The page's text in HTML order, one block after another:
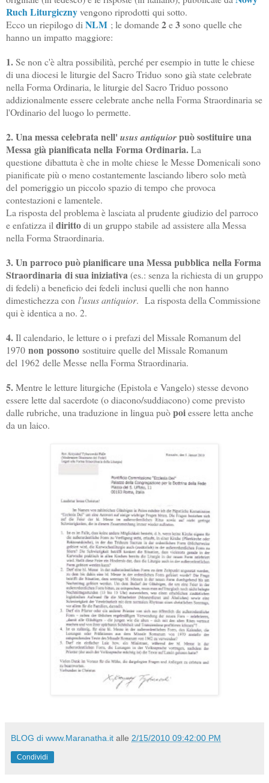
Ruch Liturgicznyvengono riprodotti qui sotto.
Ecco un riepilogo di NLM ; le domande2e3sono quelle che
hanno un impatto maggiore:
1.Se non c'è altra possibilità, perché per esempio in tutte le chiese
di una diocesi le liturgie del Sacro Triduo sono già state celebrate
nella Forma Ordinaria, le liturgie del Sacro Triduo possono
addizionalmente essere celebrate anche nella Forma Straordinaria se
l'Ordinario del luogo lo permette.
2.Una messa celebrata nell'usus antiquiorpuò sostituire una
Messa già pianificata nella Forma Ordinaria.La
questione dibattuta è che in molte chiese le Messe Domenicali sono
pianificate più o meno costantemente lasciando libero solo metà
del pomeriggio un piccolo spazio di tempo che provoca
contestazioni e lamentele.
La risposta del problema è lasciata al prudente giudizio del parroco
e enfatizza il dirittodi un gruppo stabile ad assistere alla Messa
nella Forma Straordinaria.
3.Un parroco può pianificare una Messa pubblica nella Forma
Straordinaria di sua iniziativa(es.: senza la richiesta di un gruppo
di fedeli) a beneficio dei fedeli inclusi quelli che non hanno
dimestichezza con l'usus antiquior. La risposta della Commissione
qui è identica a no. 2.
4.Il calendario, le letture o i prefazi del Missale Romanum del
1970 non possono sostituire quelle del Missale Romanum
del 1962 delle Messe nella Forma Straordinaria.
5.Mentre le letture liturgiche (Epistola e Vangelo) stesse devono
essere lette dal sacerdote (o diacono/suddiacono) come previsto
dalle rubriche, una traduzione in lingua puòpoiessere letta anche
da un laico.
BLOG di www.Maranatha.it alle 2/15/2010 09:42:00 PM
Condividi